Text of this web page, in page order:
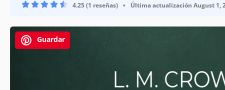
4.25 (1 reseñas) • Última actualización August 1,
Guardar